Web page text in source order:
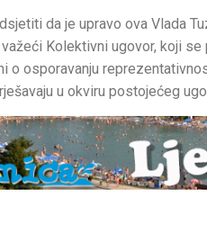
da je upravo ova Vlada
Kolektivni ugovor, koji se
o osporavanju
u okviru postojećeg